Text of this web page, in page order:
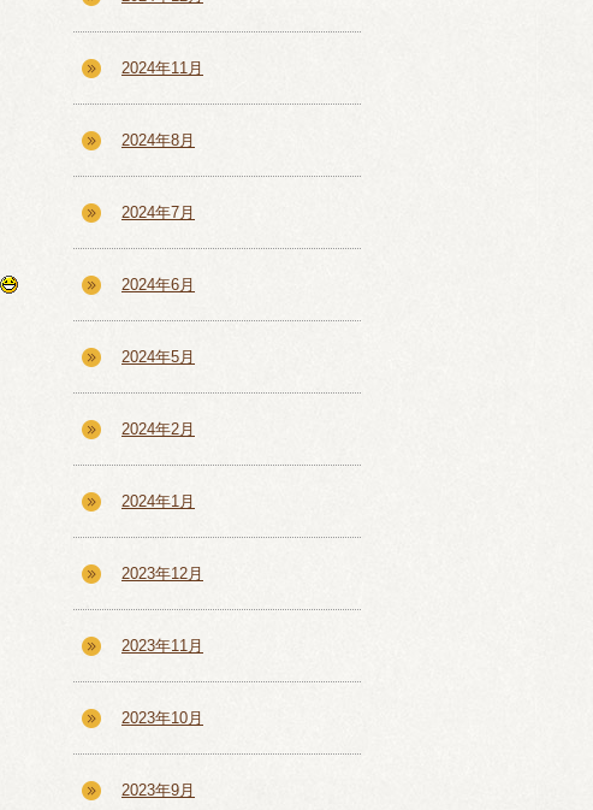
2024年11月
2024年8月
2024年7月
2024年6月
2024年5月
2024年2月
2024年1月
2023年12月
2023年11月
2023年10月
2023年9月